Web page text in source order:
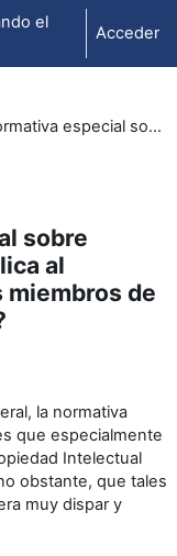
el
Acceder
3.3 ¿Qué normativa especial sobre propiedad intelectual se aplica al quehacer académico de los miembros de la comunidad universitaria?
sobre
al
miembros de
la normativa
que especialmente
Intelectual
obstante, que tales
muy dispar y